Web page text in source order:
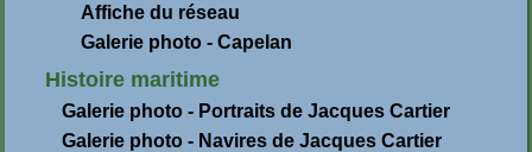
Affiche du réseau
Galerie photo - Capelan
Histoire maritime
Galerie photo - Portraits de Jacques Cartier
Galerie photo - Navires de Jacques Cartier